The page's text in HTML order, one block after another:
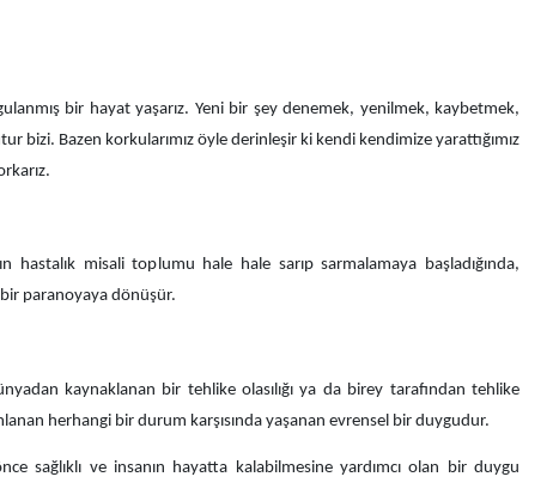
bir hayat yaşarız. Yeni bir şey denemek, yenilmek, kaybetmek,
bizi. Bazen korkularımız öyle derinleşir ki kendi kendimize yarattığımız
hastalık misali toplumu hale hale sarıp sarmalamaya başladığında,
paranoyaya dönüşür.
kaynaklanan bir tehlike olasılığı ya da birey tarafından tehlike
herhangi bir durum karşısında yaşanan evrensel bir duygudur.
sağlıklı ve insanın hayatta kalabilmesine yardımcı olan bir duygu